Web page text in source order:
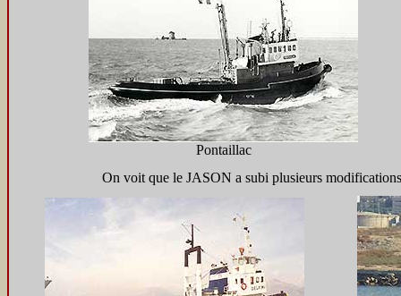
Pontaillac
On voit que le JASON a subi plusieurs